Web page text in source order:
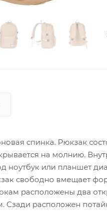
спинка. Рюкзак
на молнию.
ноутбук или планшет
свободно вмещает
расположены два
Сзади расположен